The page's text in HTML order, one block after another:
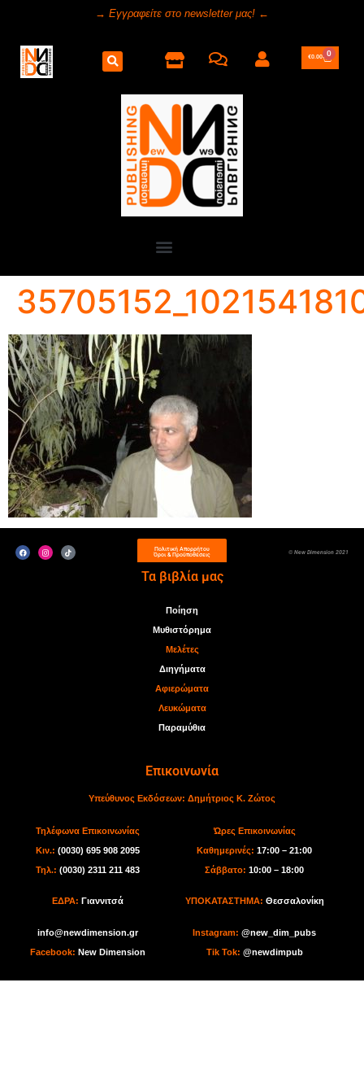
→ Εγγραφείτε στο newsletter μας! ←
€0.00 0
Πολιτική Απορρήτου
Όροι & Προϋποθέσεις
© New Dimension 2021
Τα βιβλία μας
Ποίηση
Μυθιστόρημα
Μελέτες
Διηγήματα
Αφιερώματα
Λευκώματα
Παραμύθια
Επικοινωνία
Υπεύθυνος Εκδόσεων: Δημήτριος Κ. Ζώτος
Τηλέφωνα Επικοινωνίας
Κιν.: (0030) 695 908 2095
Τηλ.: (0030) 2311 211 483
ΕΔΡΑ: Γιαννιτσά
info@newdimension.gr
Facebook:New Dimension
Ώρες Επικοινωνίας
Καθημερινές:17:00 – 21:00
Σάββατο: 10:00 – 18:00
ΥΠΟΚΑΤΑΣΤΗΜΑ: Θεσσαλονίκη
Instagram:@new_dim_pubs
Tik Tok: @newdimpub